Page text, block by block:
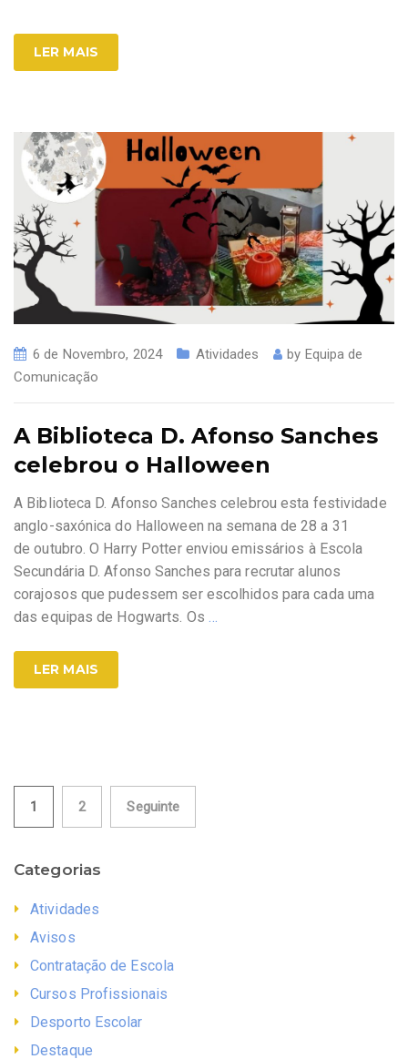
LER MAIS
6 de Novembro, 2024 Atividades by Equipa de
Comunicação
A Biblioteca D. Afonso Sanches
celebrou o Halloween
A Biblioteca D. Afonso Sanches celebrou esta festividade
anglo-saxónica do Halloween na semana de 28 a 31
de outubro. O Harry Potter enviou emissários à Escola
Secundária D. Afonso Sanches para recrutar alunos
corajosos que pudessem ser escolhidos para cada uma
das equipas de Hogwarts. Os …
LER MAIS
Paginação
conteúdos
1 2 Seguinte
Categorias
Atividades
Avisos
Contratação de Escola
Cursos Profissionais
Desporto Escolar
Destaque